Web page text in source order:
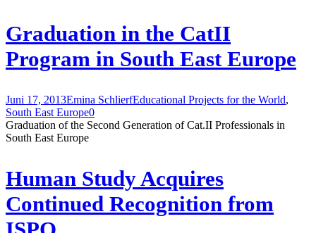
Graduation in the CatII
Program in South East Europe
Juni 17, 2013Emina SchlierfEducational Projects for the World,
South East Europe0
Graduation of the Second Generation of Cat.II Professionals in
South East Europe
Human Study Acquires
Continued Recognition from